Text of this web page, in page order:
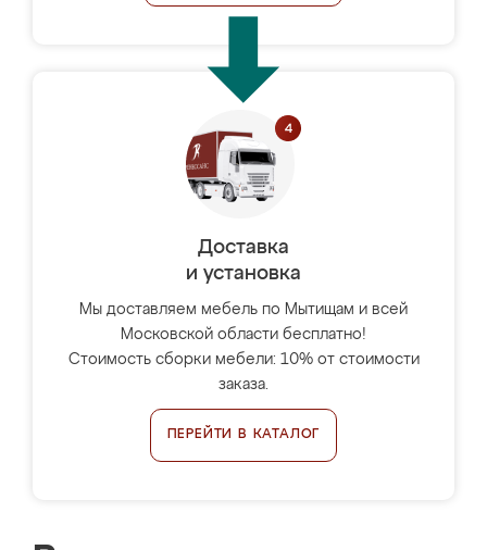
Доставка
и установка
Мы доставляем мебель по Мытищам и всей
Московской области бесплатно!
Стоимость сборки мебели: 10% от стоимости
заказа.
ПЕРЕЙТИ В КАТАЛОГ